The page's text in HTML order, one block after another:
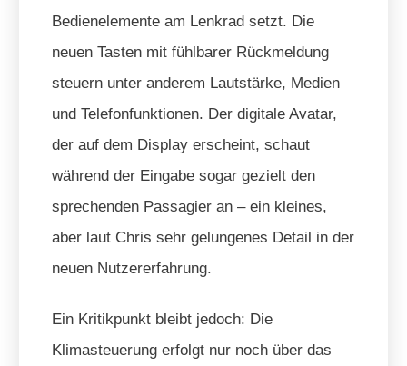
Bedienelemente am Lenkrad setzt. Die
neuen Tasten mit fühlbarer Rückmeldung
steuern unter anderem Lautstärke, Medien
und Telefonfunktionen. Der digitale Avatar,
der auf dem Display erscheint, schaut
während der Eingabe sogar gezielt den
sprechenden Passagier an – ein kleines,
aber laut Chris sehr gelungenes Detail in der
neuen Nutzererfahrung.
Ein Kritikpunkt bleibt jedoch: Die
Klimasteuerung erfolgt nur noch über das